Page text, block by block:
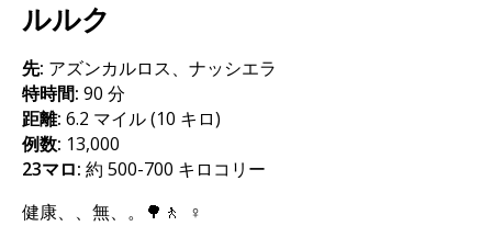
ルルク
先: アズンカルロス、ナッシエラ
特時間: 90 分
距離: 6.2 マイル (10 キロ)
例数: 13,000
23マロ: 約 500-700 キロコリー
健康、、無、。🌳🚶 ‍ ♀️